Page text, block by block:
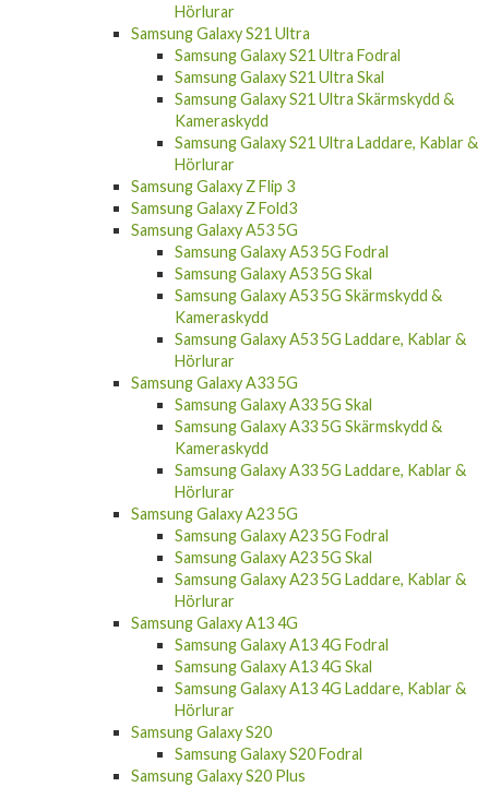
Hörlurar
Samsung Galaxy S21 Ultra
Samsung Galaxy S21 Ultra Fodral
Samsung Galaxy S21 Ultra Skal
Samsung Galaxy S21 Ultra Skärmskydd &
Kameraskydd
Samsung Galaxy S21 Ultra Laddare, Kablar &
Hörlurar
Samsung Galaxy Z Flip 3
Samsung Galaxy Z Fold3
Samsung Galaxy A53 5G
Samsung Galaxy A53 5G Fodral
Samsung Galaxy A53 5G Skal
Samsung Galaxy A53 5G Skärmskydd &
Kameraskydd
Samsung Galaxy A53 5G Laddare, Kablar &
Hörlurar
Samsung Galaxy A33 5G
Samsung Galaxy A33 5G Skal
Samsung Galaxy A33 5G Skärmskydd &
Kameraskydd
Samsung Galaxy A33 5G Laddare, Kablar &
Hörlurar
Samsung Galaxy A23 5G
Samsung Galaxy A23 5G Fodral
Samsung Galaxy A23 5G Skal
Samsung Galaxy A23 5G Laddare, Kablar &
Hörlurar
Samsung Galaxy A13 4G
Samsung Galaxy A13 4G Fodral
Samsung Galaxy A13 4G Skal
Samsung Galaxy A13 4G Laddare, Kablar &
Hörlurar
Samsung Galaxy S20
Samsung Galaxy S20 Fodral
Samsung Galaxy S20 Plus